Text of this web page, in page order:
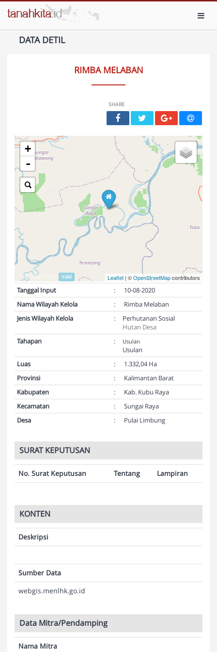
DATA DETIL
RIMBA MELABAN
SHARE
+
-
Leaflet | ©OpenStreetMapcontributors
Validasi Peta: Valid
Tanggal Input :
10-08-2020
Nama Wilayah Kelola
:
Rimba Melaban
Jenis Wilayah Kelola
:
Perhutanan Sosial
Hutan Desa
Tahapan
: Usulan
Usulan
Luas
:
1.332,04 Ha
Provinsi
:
Kalimantan Barat
Kabupaten
:
Kab. Kubu Raya
Kecamatan
:
Sungai Raya
Desa
: Pulai Limbung
SURAT KEPUTUSAN
No. Surat Keputusan Tentang Lampiran
KONTEN
Deskripsi
Sumber Data
webgis.menlhk.go.id
Data Mitra/Pendamping
Nama Mitra